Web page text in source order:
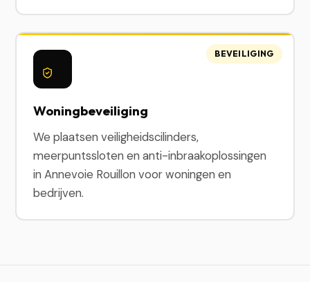
Woningbeveiliging
We plaatsen veiligheidscilinders,
meerpuntssloten en anti-inbraakoplossingen
in Annevoie Rouillon voor woningen en
bedrijven.
BEVEILIGING